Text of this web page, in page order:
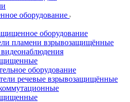
оборудование
оборудование
пламени взрывозащищённые
оборудование
речевые взрывозащищённые